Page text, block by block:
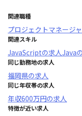
関連職種
プロジェクトマネージ
関連スキル
JavaScriptの求人Java
同じ勤務地の求人
福岡県の求人
同じ年収帯の求人
年収600万円の求人
特徴が近い求人